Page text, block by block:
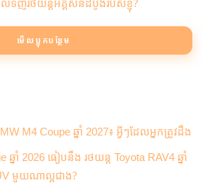
េលទិញរថយន្តអគ្គិសនីដំបូងរបស់ខ្ញុំ?
មើលប្លុកបន្ថែម
M4 Coupe ឆ្នាំ 2027៖ អ្វីៗដែលអ្នកត្រូវដឹង
ឆ្នាំ 2026 ធៀបនឹង រថយន្ត Toyota RAV4 ឆ្នាំ
មួយណាល្អជាង?